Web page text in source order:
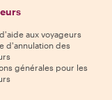
aux voyageurs
d'annulation des
générales pour les